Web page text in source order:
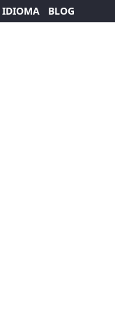
IDIOMA BLOG